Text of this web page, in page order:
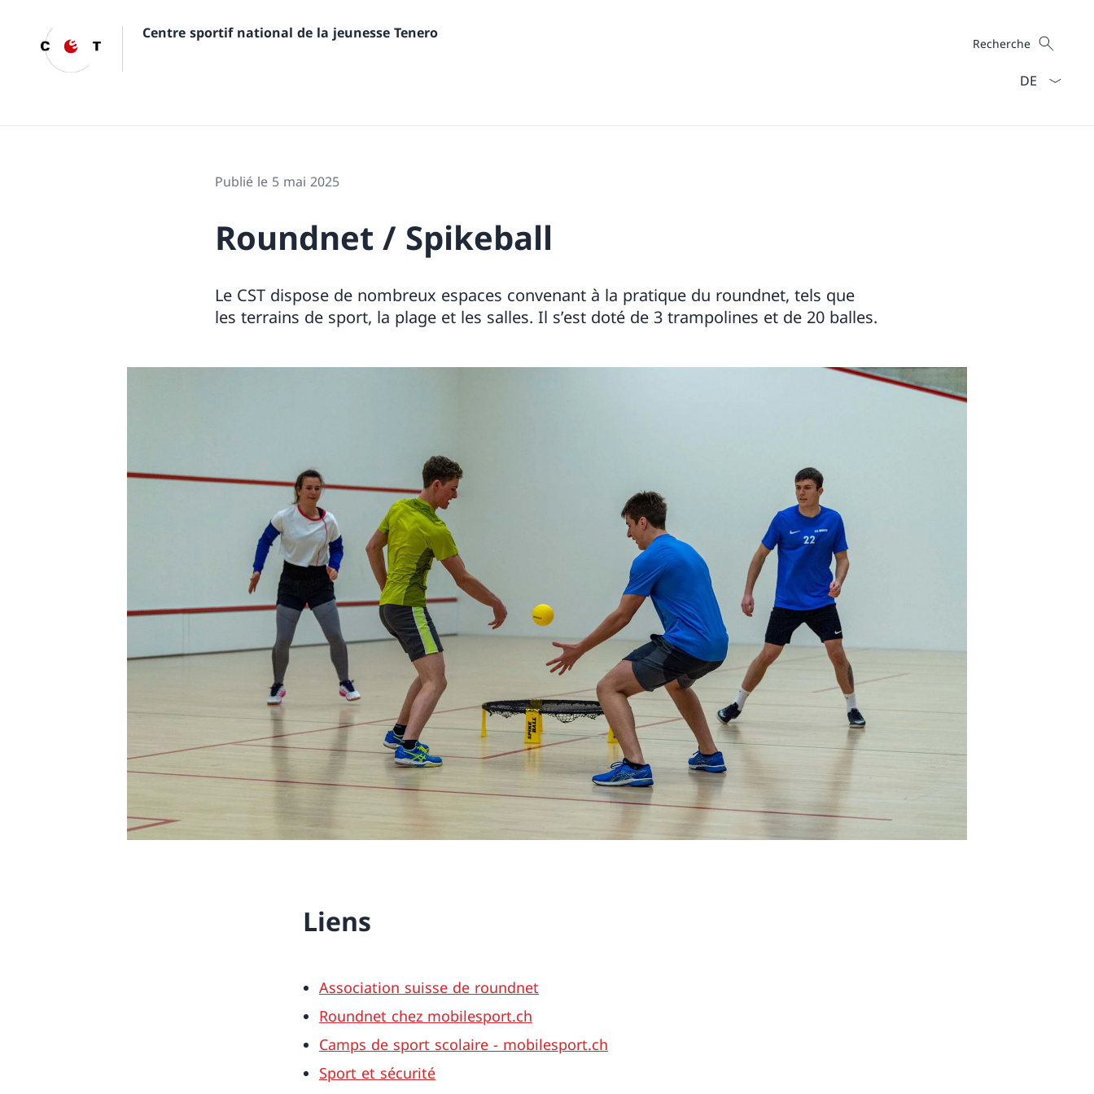
Centre sportif national de la jeunesse Tenero Recherche
Recherche
Publié le 5 mai 2025
Roundnet / Spikeball
Le CST dispose de nombreux espaces convenant à la pratique du roundnet, tels que
les terrains de sport, la plage et les salles. Il s’est doté de 3 trampolines et de 20 balles.
Liens
Association suisse de roundnet
Roundnet chez mobilesport.ch
Camps de sport scolaire - mobilesport.ch
Sport et sécurité